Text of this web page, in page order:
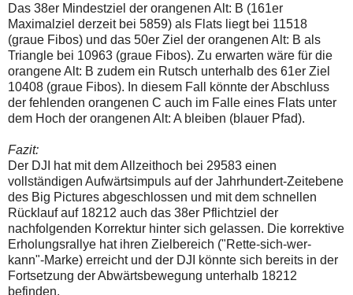
Das 38er Mindestziel der orangenen Alt: B (161er
Maximalziel derzeit bei 5859) als Flats liegt bei 11518
(graue Fibos) und das 50er Ziel der orangenen Alt: B als
Triangle bei 10963 (graue Fibos). Zu erwarten wäre für die
orangene Alt: B zudem ein Rutsch unterhalb des 61er Ziel
10408 (graue Fibos). In diesem Fall könnte der Abschluss
der fehlenden orangenen C auch im Falle eines Flats unter
dem Hoch der orangenen Alt: A bleiben (blauer Pfad).
Fazit:
Der DJI hat mit dem Allzeithoch bei 29583 einen
vollständigen Aufwärtsimpuls auf der Jahrhundert-Zeitebene
des Big Pictures abgeschlossen und mit dem schnellen
Rücklauf auf 18212 auch das 38er Pflichtziel der
nachfolgenden Korrektur hinter sich gelassen. Die korrektive
Erholungsrallye hat ihren Zielbereich ("Rette-sich-wer-
kann"-Marke) erreicht und der DJI könnte sich bereits in der
Fortsetzung der Abwärtsbewegung unterhalb 18212
befinden.